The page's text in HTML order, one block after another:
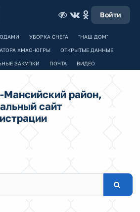
Войти
УБОРКА СНЕГА "НАШ ДОМ"
ХМАО-ЮГРЫ ОТКРЫТЫЕ ДАННЫЕ
ЗАКУПКИ ПОЧТА ВИДЕО
район,
сайт